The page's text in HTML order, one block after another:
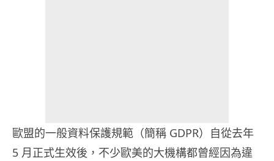
歐盟的一般資料保護規範（簡稱 GDPR）自從去年
5 月正式生效後，不少歐美的大機構都曾經因為違